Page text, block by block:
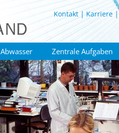
Kontakt Karriere
Abwasser Zentrale Aufgaben